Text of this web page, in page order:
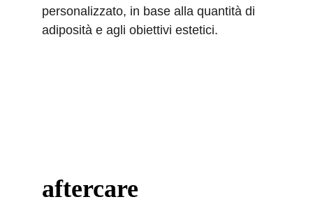
personalizzato, in base alla quantità di
adiposità e agli obiettivi estetici.
aftercare